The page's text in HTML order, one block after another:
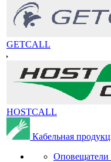
GETCALL
HOSTCALL
Кабельная